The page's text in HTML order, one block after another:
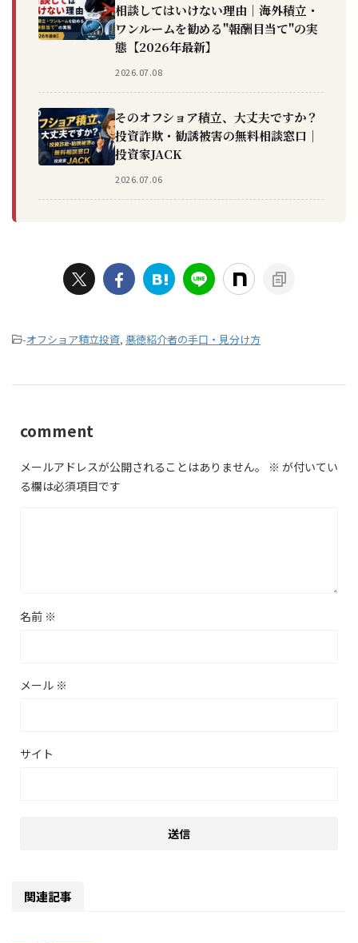
相談してはいけない理由｜海外積立・
ワンルームを勧める"報酬目当て"の実
態【2026年最新】
2026.07.08
そのオフショア積立、大丈夫ですか？
投資詐欺・勧誘被害の無料相談窓口｜
投資家JACK
2026.07.06
-オフショア積立投資, 悪徳紹介者の手口・見分け方
comment
メールアドレスが公開されることはありません。 ※ が付いてい
る欄は必須項目です
名前 ※
メール ※
サイト
関連記事